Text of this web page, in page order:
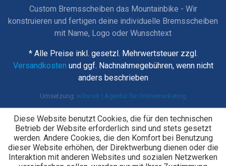
Custom Bremsscheiben das Mountainbike - Wir
konstruieren und fertigen deine individuelle Bremsscheiben
mit Name, Logo oder Wunschtext
* Alle Preise inkl. gesetzl. Mehrwertsteuer zzgl.
Versandkosten und ggf. Nachnahmegebühren, wenn nicht
anders beschrieben
Umsetzung: w3work | Agentur für Onlinemarketing
Diese Website benutzt Cookies, die für den technischen
Betrieb der Website erforderlich sind und stets gesetzt
werden. Andere Cookies, die den Komfort bei Benutzung
dieser Website erhöhen, der Direktwerbung dienen oder die
Interaktion mit anderen Websites und sozialen Netzwerken